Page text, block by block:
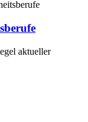
aktueller